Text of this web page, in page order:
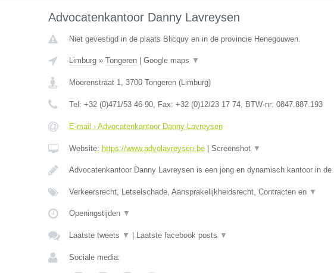
Advocatenkantoor Danny Lavreysen
Niet gevestigd in de plaats Blicquy en in de provincie Henegouwen.
Limburg» Tongeren| Google maps ▼
Moerenstraat 1, 3700 Tongeren(Limburg)
Tel: +32 (0)471/53 46 90, Fax: +32 (0)12/23 17 74, BTW-nr: 0847.887.193
E-mail › Advocatenkantoor Danny Lavreysen
Website: https://www.advolavreysen.be| Screenshot ▼
Advocatenkantoor Danny Lavreysen is een jong en dynamisch kantoor in de
Verkeersrecht, Letselschade, Aansprakelijkheidsrecht, Contracten en ▼
Openingstijden ▼
Laatste tweets ▼ Laatste facebook posts ▼
Sociale media: